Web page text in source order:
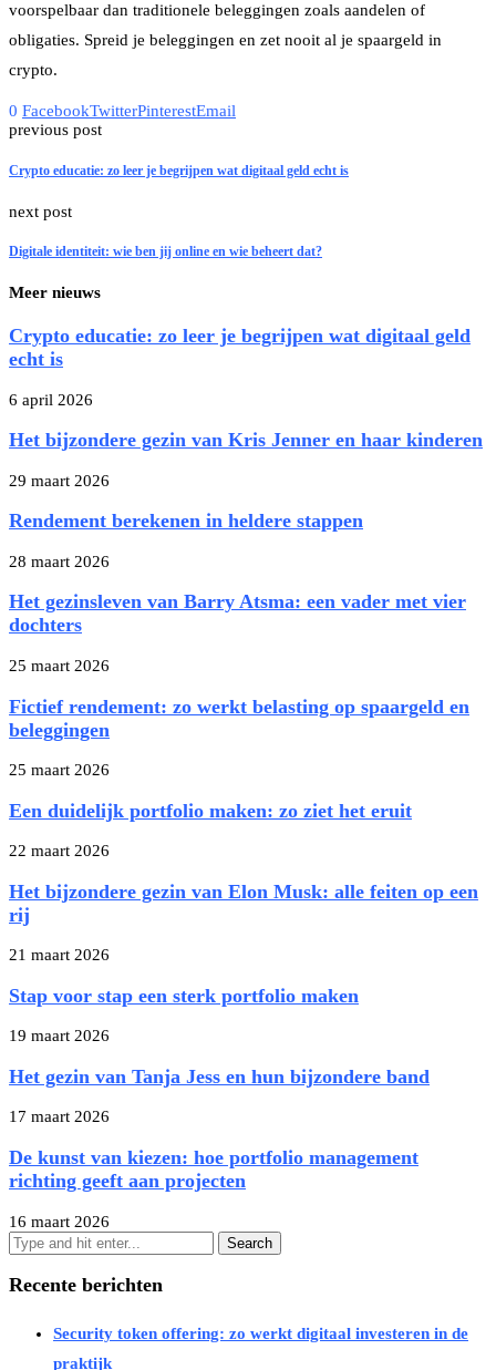
voorspelbaar dan traditionele beleggingen zoals aandelen of
obligaties. Spreid je beleggingen en zet nooit al je spaargeld in
crypto.
0 FacebookTwitterPinterestEmail
previous post
Crypto educatie: zo leer je begrijpen wat digitaal geld echt is
next post
Digitale identiteit: wie ben jij online en wie beheert dat?
Meer nieuws
Crypto educatie: zo leer je begrijpen wat digitaal geld
echt is
6 april 2026
Het bijzondere gezin van Kris Jenner en haar kinderen
29 maart 2026
Rendement berekenen in heldere stappen
28 maart 2026
Het gezinsleven van Barry Atsma: een vader met vier
dochters
25 maart 2026
Fictief rendement: zo werkt belasting op spaargeld en
beleggingen
25 maart 2026
Een duidelijk portfolio maken: zo ziet het eruit
22 maart 2026
Het bijzondere gezin van Elon Musk: alle feiten op een
rij
21 maart 2026
Stap voor stap een sterk portfolio maken
19 maart 2026
Het gezin van Tanja Jess en hun bijzondere band
17 maart 2026
De kunst van kiezen: hoe portfolio management
richting geeft aan projecten
16 maart 2026
Recente berichten
Security token offering: zo werkt digitaal investeren in de
praktijk